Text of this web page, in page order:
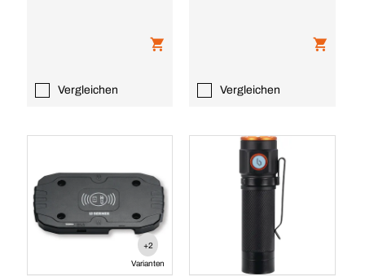
Vergleichen Vergleichen
+2
Varianten